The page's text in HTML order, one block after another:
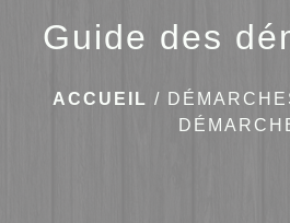
Guide des
ACCUEIL /